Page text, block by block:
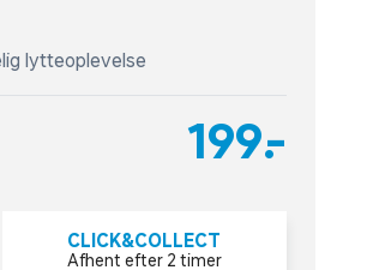
lytteoplevelse
199,-
CLICK&COLLECT
Afhent efter 2 timer